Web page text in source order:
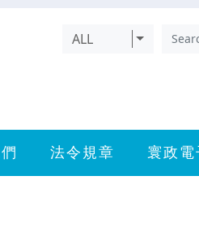
ALL
法令規章 寰政電